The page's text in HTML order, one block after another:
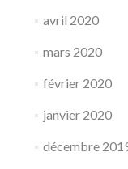
avril 2020
mars 2020
février 2020
janvier 2020
décembre